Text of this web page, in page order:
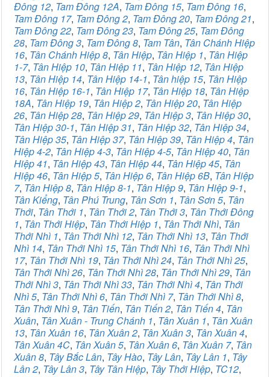
Đông 12, Tam Đông 12A, Tam Đông 15, Tam Đông 16,
Tam Đông 17, Tam Đông 2, Tam Đông 20, Tam Đông 21,
Tam Đông 22, Tam Đông 23, Tam Đông 25, Tam Đông
28, Tam Đông 3, Tam Đông 8, Tam Tân, Tân Chánh Hiệp
16, Tân Chánh Hiệp 8, Tân Hiệp, Tân Hiệp 1, Tân Hiệp
1-7, Tân Hiệp 10, Tân Hiệp 11, Tân Hiệp 12, Tân Hiệp
13, Tân Hiệp 14, Tân Hiệp 14-1, Tân hiệp 15, Tân Hiệp
16, Tân Hiệp 16-1, Tân Hiệp 17, Tân Hiệp 18, Tân Hiệp
18A, Tân Hiệp 19, Tân Hiệp 2, Tân Hiệp 20, Tân Hiệp
26, Tân Hiệp 28, Tân Hiệp 29, Tân Hiệp 3, Tân Hiệp 30,
Tân Hiệp 30-1, Tân Hiệp 31, Tân Hiệp 32, Tân Hiệp 34,
Tân Hiệp 35, Tân Hiệp 37, Tân Hiệp 39, Tân Hiệp 4, Tân
Hiệp 4-2, Tân Hiệp 4-3, Tân Hiệp 4-5, Tân Hiệp 40, Tân
Hiệp 41, Tân Hiệp 43, Tân Hiệp 44, Tân Hiệp 45, Tân
Hiệp 46, Tân Hiệp 5, Tân Hiệp 6, Tân Hiệp 6B, Tân Hiệp
7, Tân Hiệp 8, Tân Hiệp 8-1, Tân Hiệp 9, Tân Hiệp 9-1,
Tân Kiểng, Tân Phú Trung, Tân Sơn 1, Tân Sơn 5, Tân
Thới, Tân Thới 1, Tân Thới 2, Tân Thới 3, Tân Thới Đông
1, Tân Thới Hiệp, Tân Thới Hiệp 1, Tân Thới Nhì, Tân
Thới Nhì 1, Tân Thới Nhì 12, Tân Thới Nhì 13, Tân Thới
Nhì 14, Tân Thới Nhì 15, Tân Thới Nhì 16, Tân Thới Nhì
17, Tân Thới Nhì 19, Tân Thới Nhì 24, Tân Thới Nhì 25,
Tân Thới Nhì 26, Tân Thới Nhì 28, Tân Thới Nhì 29, Tân
Thới Nhì 3, Tân Thới Nhì 33, Tân Thới Nhì 4, Tân Thới
Nhì 5, Tân Thới Nhì 6, Tân Thới Nhì 7, Tân Thới Nhì 8,
Tân Thới Nhì 9, Tân Tiến, Tân Tiến 2, Tân Tiến 4, Tân
Xuân, Tân Xuân - Trung Chánh 1, Tân Xuân 1, Tân Xuân
13, Tân Xuân 16, Tân Xuân 2, Tân Xuân 3, Tân Xuân 4,
Tân Xuân 4C, Tân Xuân 5, Tân Xuân 6, Tân Xuân 7, Tân
Xuân 8, Tây Bắc Lân, Tây Hào, Tây Lân, Tây Lân 1, Tây
Lân 2, Tây Lân 3, Tây Tân Hiệp, Tây Thới Hiệp, TC12,